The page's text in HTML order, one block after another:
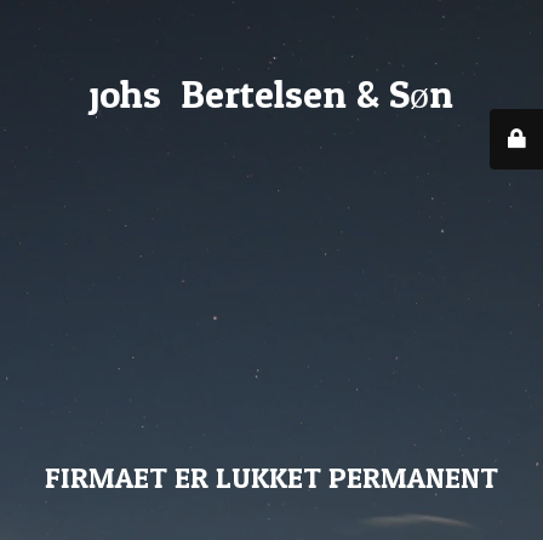
johs. Bertelsen & Søn
FIRMAET ER LUKKET PERMANENT